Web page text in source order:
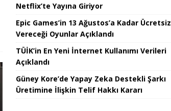
Netflix’te Yayına Giriyor
Epic Games’in 13 Ağustos’a Kadar Ücretsiz
Vereceği Oyunlar Açıklandı
TÜİK’in En Yeni İnternet Kullanımı Verileri
Açıklandı
Güney Kore’de Yapay Zeka Destekli Şarkı
Üretimine İlişkin Telif Hakkı Kararı